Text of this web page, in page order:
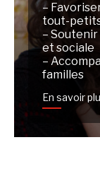
–
tout-
–
et sociale
–
familles
En savoir